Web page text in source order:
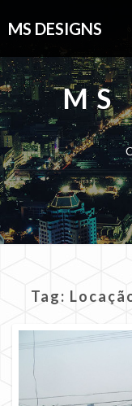
MS DESIGNS
MS
Tag: